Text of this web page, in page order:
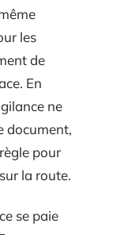
les
de
En
ne
document,
pour
la route.
se paie